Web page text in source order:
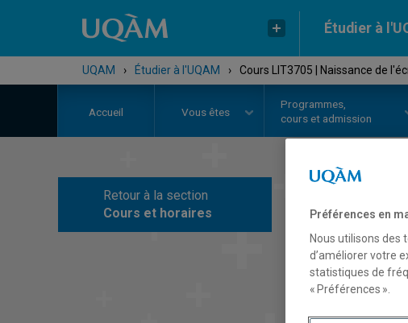
Étudier à
UQAM › Étudier à l'UQAM › Cours LIT3705 | Naissance de
Accueil Vous êtes
Programmes,
cours et admission
Retour à la section
Cours et horaires
Préférences en
Nous utilisons
d’améliorer votre
statistiques de
« Préférences ».